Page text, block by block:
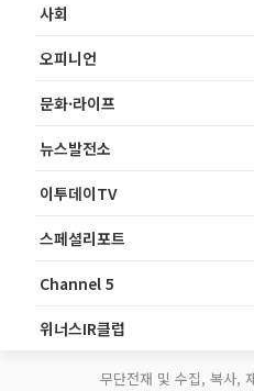
사회
오피니언
문화·라이프
뉴스발전소
이투데이TV
스페셜리포트
Channel 5
위너스IR클럽
무단전재 및 수집, 복사,